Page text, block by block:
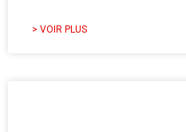
> VOIR PLUS